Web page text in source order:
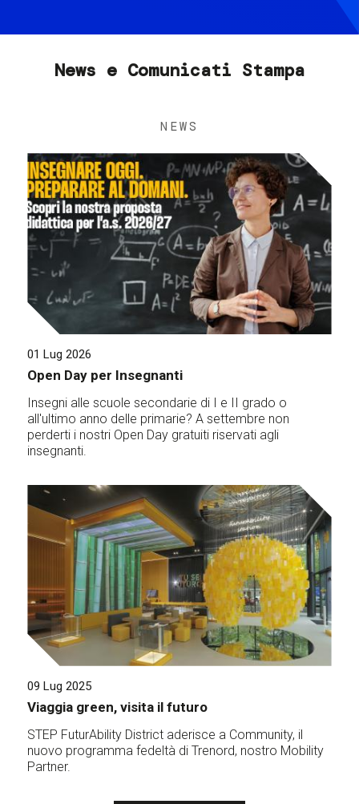
News e Comunicati Stampa
NEWS
01 Lug 2026
Open Day per Insegnanti
Insegni alle scuole secondarie di I e II grado o
all'ultimo anno delle primarie? A settembre non
perderti i nostri Open Day gratuiti riservati agli
insegnanti.
09 Lug 2025
Viaggia green, visita il futuro
STEP FuturAbility District aderisce a Community, il
nuovo programma fedeltà di Trenord, nostro Mobility
Partner.